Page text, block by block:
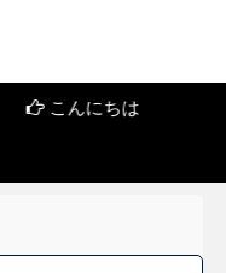
こんにちは